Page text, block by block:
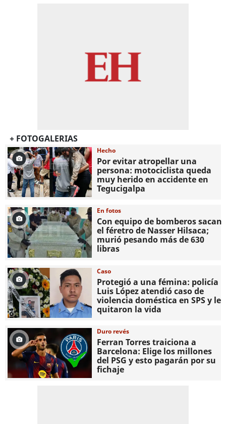
+ FOTOGALERIAS
Hecho
Por evitar atropellar una
persona: motociclista queda
muy herido en accidente en
Tegucigalpa
En fotos
Con equipo de bomberos sacan
el féretro de Nasser Hilsaca;
murió pesando más de 630
libras
Caso
Protegió a una fémina: policía
Luis López atendió caso de
violencia doméstica en SPS y le
quitaron la vida
Duro revés
Ferran Torres traiciona a
Barcelona: Elige los millones
del PSG y esto pagarán por su
fichaje